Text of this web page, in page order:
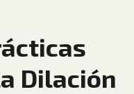
Dilación